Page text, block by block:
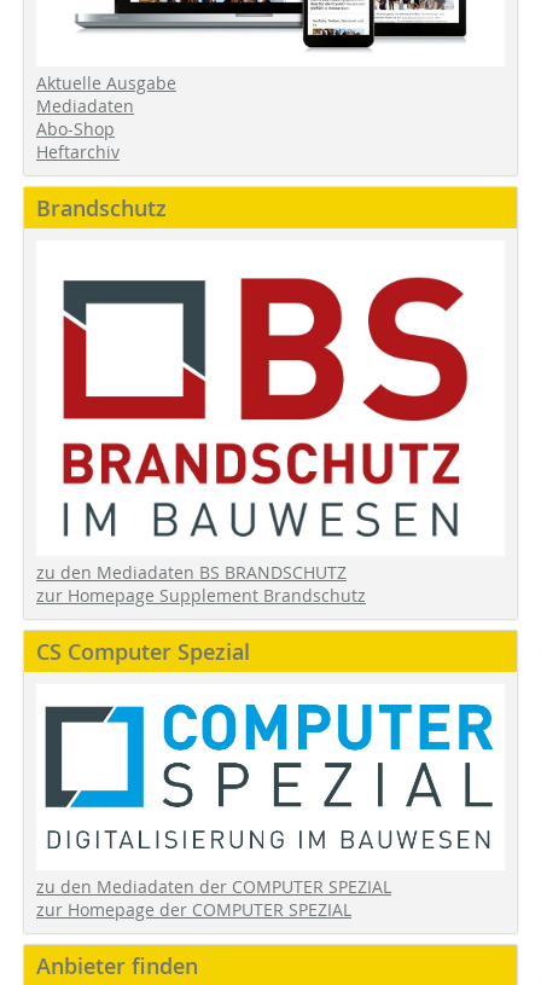
Aktuelle Ausgabe
Mediadaten
Abo-Shop
Heftarchiv
Brandschutz
zu den Mediadaten BS BRANDSCHUTZ
zur Homepage Supplement Brandschutz
CS Computer Spezial
zu den Mediadaten der COMPUTER SPEZIAL
zur Homepage der COMPUTER SPEZIAL
Anbieter finden